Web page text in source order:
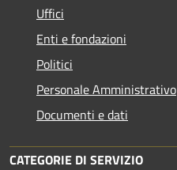
Uffici
Enti e fondazioni
Politici
Personale Amministrativo
Documenti e dati
CATEGORIE DI SERVIZIO